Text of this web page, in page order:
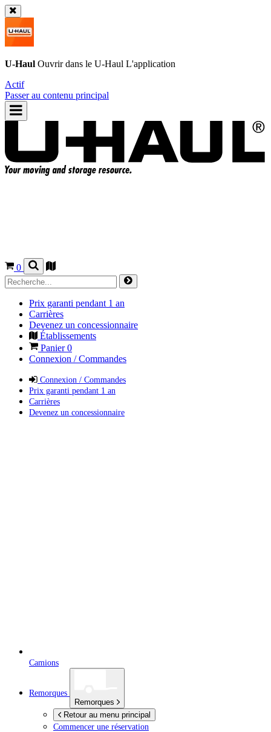
U-Haul Ouvrir dans le U-Haul L'application
Actif
Passer au contenu principal
0
Prix garanti pendant 1 an
Carrières
Devenez un concessionnaire
Établissements
Panier0
Connexion / Commandes
Connexion / Commandes
Prix garanti pendant 1 an
Carrières
Devenez un concessionnaire
Camions
Remorques
Remorques
Retour au menu principal
Commencer une réservation